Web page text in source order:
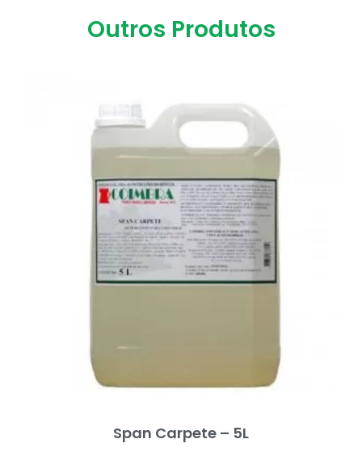
Outros Produtos
Span Carpete – 5L